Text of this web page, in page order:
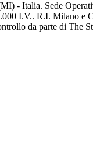
- Italia. Sede
I.V.. R.I. Milano e
da parte di